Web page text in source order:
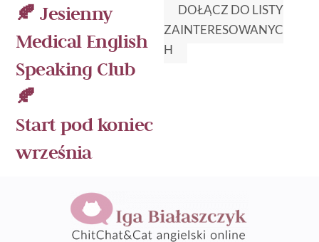
Skip
content
🍂 Jesienny
Medical English
Speaking Club
🍂
Start pod koniec
września
DOŁĄCZ DO LISTY
ZAINTERESOWANYC
H